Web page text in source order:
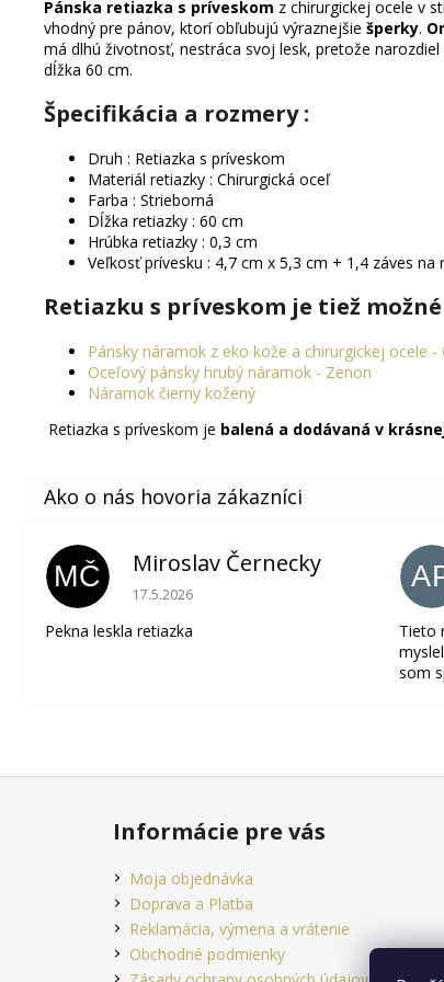
Pánska retiazka s príveskom z chirurgickej ocele v
vhodný pre pánov, ktorí obľubujú výraznejšie šperky.
má dlhú životnosť, nestráca svoj lesk, pretože
dĺžka 60 cm.
Špecifikácia a rozmery :
Druh : Retiazka s príveskom
Materiál retiazky : Chirurgická oceľ
Farba : Strieborná
Dĺžka retiazky : 60 cm
Hrúbka retiazky : 0,3 cm
Veľkosť prívesku : 4,7 cm x 5,3 cm + 1,4 záves na
Retiazku s príveskom je tiež
Pánsky náramok z eko kože a chirurgickej ocele -
Oceľový pánsky hrubý náramok - Zenon
Náramok čierny kožený
Retiazka s príveskom je balená a dodávaná v
MČ Miroslav Černecky
Hodnotenie obchodu je 5 z 5 hviezdičiek.
17.5.2026
Pekna leskla retiazka
Tieto
som
Z
Informácie pre vás
Moja objednávka
Doprava a Platba
Reklamácia, výmena a vrátenie
Obchodné podmienky